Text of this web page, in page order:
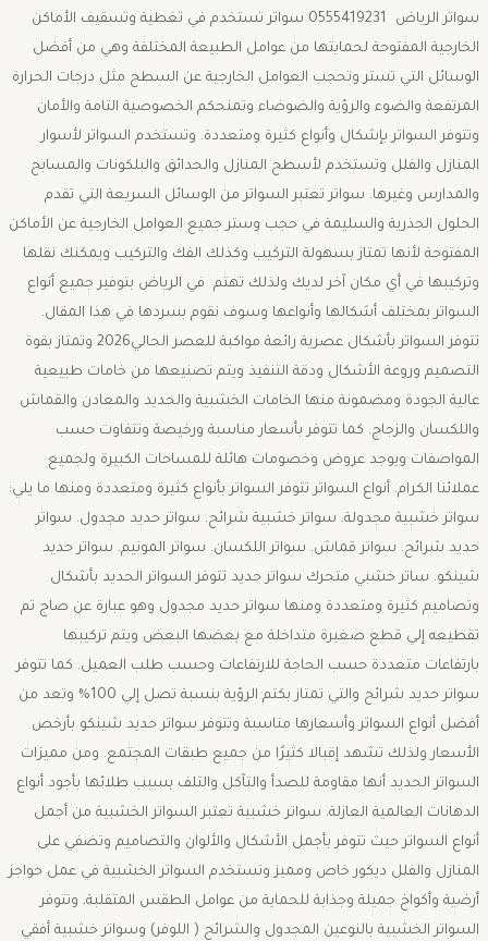
سواتر الرياض 0555419231 سواتر تستخدم في تغطية وتسقيف الأماكن
الخارجية المفتوحة لحمايتها من عوامل الطبيعة المختلفة وهي من أفضل
الوسائل التي تستر وتحجب العوامل الخارجية عن السطح مثل درجات الحرارة
المرتفعة والضوء والرؤية والضوضاء وتمنحكم الخصوصية التامة والأمان
وتتوفر السواتر بإشكال وأنواع كثيرة ومتعددة. وتستخدم السواتر لأسوار
المنازل والفلل وتستخدم لأسطح المنازل والحدائق والبلكونات والمسابح
والمدارس وغيرها. سواتر تعتبر السواتر من الوسائل السريعة التي تقدم
الحلول الجذرية والسليمة في حجب وستر جميع العوامل الخارجية عن الأماكن
المفتوحة لأنها تمتاز بسهولة التركيب وكذلك الفك والتركيب ويمكنك نقلها
وتركيبها في أي مكان آخر لديك ولذلك تهتم في الرياض بتوفير جميع أنواع
السواتر بمختلف أشكالها وأنواعها وسوف نقوم بسردها في هذا المقال.
تتوفر السواتر بأشكال عصرية رائعة مواكبة للعصر الحالي2026 وتمتاز بقوة
التصميم وروعة الأشكال ودقة التنفيذ ويتم تصنيعها من خامات طبيعية
عالية الجودة ومضمونة منها الخامات الخشبية والحديد والمعادن والقماش
واللكسان والزجاج. كما تتوفر بأسعار مناسبة ورخيصة وتتفاوت حسب
المواصفات ويوجد عروض وخصومات هائلة للمساحات الكبيرة ولجميع
عملائنا الكرام. أنواع السواتر تتوفر السواتر بأنواع كثيرة ومتعددة ومنها ما يلي:
سواتر خشبية مجدولة. سواتر خشبية شرائح. سواتر حديد مجدول. سواتر
حديد شرائح. سواتر قماش. سواتر اللكسان. سواتر المونيم. سواتر حديد
شينكو. ساتر خشبي متحرك سواتر حديد تتوفر السواتر الحديد بأشكال
وتصاميم كثيرة ومتعددة ومنها سواتر حديد مجدول وهو عبارة عن صاج تم
تقطيعه إلي قطع صغيرة متداخلة مع بعضها البعض ويتم تركيبها
بارتفاعات متعددة حسب الحاجة للارتفاعات وحسب طلب العميل. كما تتوفر
سواتر حديد شرائح والتي تمتاز بكتم الرؤية بنسبة تصل إلي 100% وتعد من
أفضل أنواع السواتر وأسعارها مناسبة وتتوفر سواتر حديد شينكو بأرخص
الأسعار ولذلك تشهد إقبالا كثيرًا من جميع طبقات المجتمع. ومن مميزات
السواتر الحديد أنها مقاومة للصدأ والتآكل والتلف بسبب طلائها بأجود أنواع
الدهانات العالمية العازلة. سواتر خشبية تعتبر السواتر الخشبية من أجمل
أنواع السواتر حيث تتوفر بأجمل الأشكال والألوان والتصاميم وتضفي على
المنازل والفلل ديكور خاص ومميز وتستخدم السواتر الخشبية في عمل حواجز
أرضية وأكواخ جميلة وجذابة للحماية من عوامل الطقس المتقلبة. وتتوفر
السواتر الخشبية بالنوعين المجدول والشرائح ( اللوفر) وسواتر خشبية أفقي